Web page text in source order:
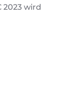
wird